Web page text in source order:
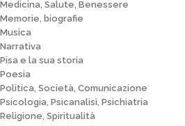
Medicina, Salute, Benessere
Memorie, biografie
Musica
Narrativa
Pisa e la sua storia
Poesia
Politica, Società, Comunicazione
Psicologia, Psicanalisi, Psichiatria
Religione, Spiritualità